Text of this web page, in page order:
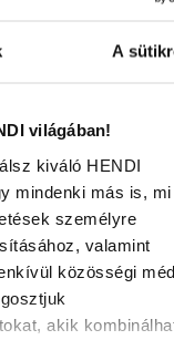
A
világában!
kiváló HENDI
mindenki más is,
személyre
valamint
közösségi
akik